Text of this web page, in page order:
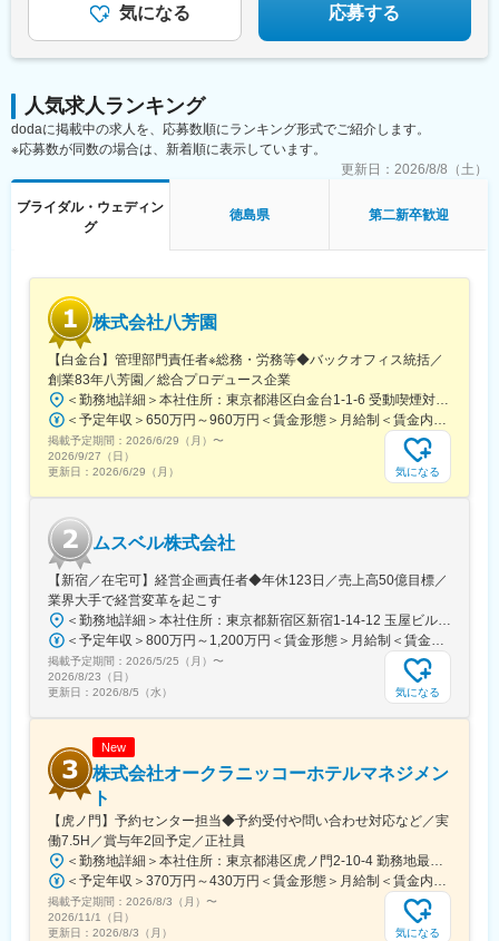
◇場所・時間の制限なし
気になる 応募する
人気求人ランキング
dodaに掲載中の求人を、応募数順にランキング形式でご紹介します。
※応募数が同数の場合は、新着順に表示しています。
更新日： 2026/8/8（土）
ブライダル・ウェディン
グ
徳島県 第二新卒歓迎
株式会社八芳園
【白金台】管理部門責任者※総務・労務等◆バックオフィス統括／
創業83年八芳園／総合プロデュース企業
＜勤務地詳細＞本社住所：東京都港区白金台1-1-6 受動喫煙対策：屋内全面禁煙変更の範囲：会社の定める事業所
＜予定年収＞650万円～960万円＜賃金形態＞月給制＜賃金内訳＞月額（基本給）：500,000円～800,000円＜月給＞500,000円～800,000円＜昇給有無＞有＜残業手当＞有＜給与補足＞■昇給年1回（10月）■賞与年1回（10月）※業績による賃金はあくまでも目安の金額であり、選考を通じて上下する可能性があります。月給(月額)は固定手当を含めた表記です。
掲載予定期間： 2026/6/29（月） 〜
2026/9/27（日）
更新日： 2026/6/29（月） 気になる
ムスベル株式会社
【新宿／在宅可】経営企画責任者◆年休123日／売上高50億目標／
業界大手で経営変革を起こす
＜勤務地詳細＞本社住所：東京都新宿区新宿1-14-12 玉屋ビル1F受動喫煙対策：屋内全面禁煙変更の範囲：無
＜予定年収＞800万円～1,200万円＜賃金形態＞月給制＜賃金内訳＞月額（基本給）：600,000円～920,000円＜月給＞600,000円～920,000円＜昇給有無＞有＜残業手当＞無賃金はあくまでも目安の金額であり、選考を通じて上下する可能性があります。月給(月額)は固定手当を含めた表記です。
掲載予定期間： 2026/5/25（月） 〜
2026/8/23（日）
更新日： 2026/8/5（水） 気になる
New
株式会社オークラニッコーホテルマネジメン
ト
【虎ノ門】予約センター担当◆予約受付や問い合わせ対応など／実
働7.5H／賞与年2回予定／正社員
＜勤務地詳細＞本社住所：東京都港区虎ノ門2-10-4 勤務地最寄駅：東京メトロ日比谷線／虎ノ門ヒルズ駅受動喫煙対策：屋内喫煙可能場所あり変更の範囲：会社の定める事業所
＜予定年収＞370万円～430万円＜賃金形態＞月給制＜賃金内訳＞月額（基本給）：220,000円～260,000円その他固定手当/月：15,250円＜月給＞235,250円～275,250円＜昇給有無＞有＜残業手当＞有＜給与補足＞※給与は前職実績を十分考慮の上で決定します。※固定手当：食事手当6,750円、住宅手当8,500円（※住宅形態に関わらず支給）■昇給（年1回）■賞与（年2回予定）賃金はあくまでも目安の金額であり、選考を通じて上下する可能性があります。月給(月額)は固定手当を含めた表記です。
掲載予定期間： 2026/8/3（月） 〜
2026/11/1（日）
更新日： 2026/8/3（月） 気になる